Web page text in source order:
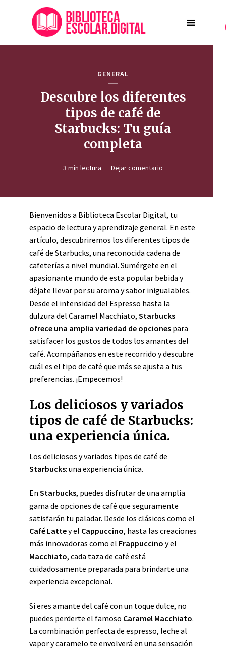
GENERAL
Descubre los diferentes
tipos de café de
Starbucks: Tu guía
completa
3 min lectura Dejar comentario
Bienvenidos a Biblioteca Escolar Digital, tu
espacio de lectura y aprendizaje general. En este
artículo, descubriremos los diferentes tipos de
café de Starbucks, una reconocida cadena de
cafeterías a nivel mundial. Sumérgete en el
apasionante mundo de esta popular bebida y
déjate llevar por su aroma y sabor inigualables.
Desde el intensidad del Espresso hasta la
dulzura del Caramel Macchiato, Starbucks
ofrece una amplia variedad de opciones para
satisfacer los gustos de todos los amantes del
café. Acompáñanos en este recorrido y descubre
cuál es el tipo de café que más se ajusta a tus
preferencias. ¡Empecemos!
Los deliciosos y variados
tipos de café de Starbucks:
una experiencia única.
Los deliciosos y variados tipos de café de
Starbucks: una experiencia única.
En Starbucks, puedes disfrutar de una amplia
gama de opciones de café que seguramente
satisfarán tu paladar. Desde los clásicos como el
Café Lattey el Cappuccino, hasta las creaciones
más innovadoras como el Frappuccino y el
Macchiato, cada taza de café está
cuidadosamente preparada para brindarte una
experiencia excepcional.
Si eres amante del café con un toque dulce, no
puedes perderte el famoso Caramel Macchiato.
La combinación perfecta de espresso, leche al
vapor y caramelo te envolverá en una sensación